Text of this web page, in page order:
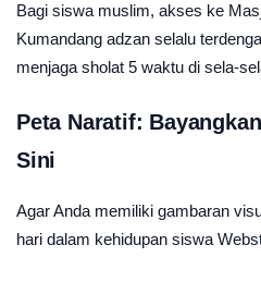
Bagi siswa muslim, akses ke
Kumandang adzan selalu
menjaga sholat 5 waktu di sela-
Peta Naratif:
Sini
Agar Anda memiliki gambaran
hari dalam kehidupan siswa